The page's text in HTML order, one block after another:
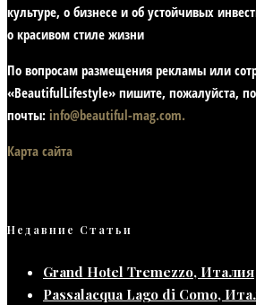
культуре, о бизнесе и об устойчивых
о красивом стиле жизни
По вопросам размещения рекламы или
«BeautifulLifestyle» пишите, пожалуйста, по
почты: info@beautiful-mag.com.
Карта сайта
Недавние Статьи
Grand Hotel Tremezzo, Италия
Passalacqua Lago di Como,